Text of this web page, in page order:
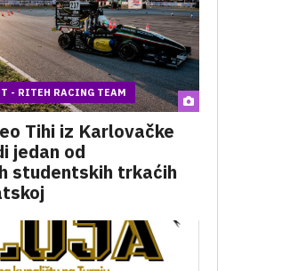
- RITEH RACING TEAM
Tihi iz Karlovačke
jedan od
studentskih trkaćih